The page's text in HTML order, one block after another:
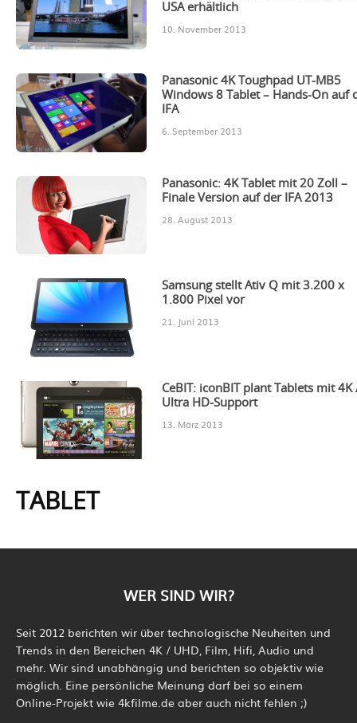
USA erhältlich
10. November 2013
Panasonic 4K Toughpad UT-MB5
Windows 8 Tablet – Hands-On auf
IFA
6. September 2013
Panasonic: 4K Tablet mit 20 Zoll –
Finale Version auf der IFA 2013
28. August 2013
Samsung stellt Ativ Q mit 3.200 x
1.800 Pixel vor
21. Juni 2013
CeBIT: iconBIT plant Tablets mit 4K
Ultra HD-Support
13. März 2013
TABLET
WER SIND WIR?
Seit 2012 berichten wir über technologische Neuheiten und
Trends in den Bereichen 4K / UHD, Film, Hifi, Audio und
mehr. Wir sind unabhängig und berichten so objektiv wie
möglich. Eine persönliche Meinung darf bei so einem
Online-Projekt wie 4kfilme.de aber auch nicht fehlen ;)